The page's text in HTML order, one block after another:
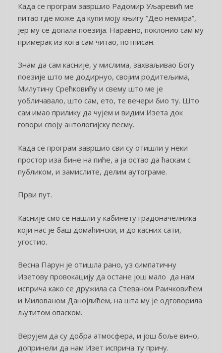
Када се програм завршио Радомир Уљаревић ме
питао где може да купи моју књигу ”Део немира”,
јер му се допала поезија. Наравно, поклонио сам му
примерак из кога сам читао, потписан.
Знам да сам касније, у мислима, захваљивао Богу
поезије што ме додирнуо, својим родитељима,
Милутину Срећковићу и свему што ме је
уобличавало, што сам, ето, те вечери био ту. Што
сам имао прилику да чујем и видим Изета док
говори своју антологијску песму.
Када се програм завршио сви су отишли у неки
простор иза бине на пиће, а ја остао да ћаскам с
публиком, и замислите, делим аутограме.
Први пут.
Касније смо се нашли у кабинету градоначелника
који нас је баш домаћински, и до касних сати,
угостио.
Весна Парун је отишла рано, уз симпатичну
Изетову провокацију да остане још мало да нам
исприча како се дружила са Стеваном Раичковићем
и Милованом Данојлићем, на шта му је одговорила
љутитом опаском.
Верујем да су добра атмосфера, и још боље вино,
допринели да нам Изет исприча ту причу.